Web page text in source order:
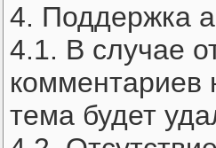
4. Поддержка
4.1. В случае
комментариев
тема будет